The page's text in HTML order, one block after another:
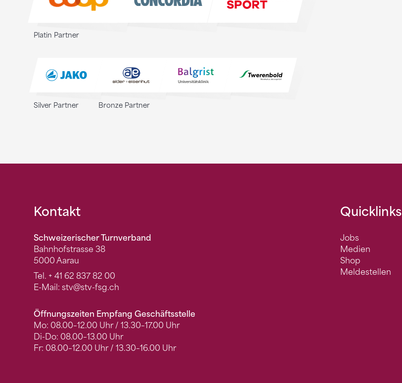
Platin Partner
Silver Partner Bronze Partner
Fusszeile
Kontakt
Schweizerischer Turnverband
Bahnhofstrasse 38
5000 Aarau
Tel. + 41 62 837 82 00
E-Mail: stv@stv-fsg.ch
Öffnungszeiten Empfang Geschäftsstelle
Mo: 08.00–12.00 Uhr / 13.30–17.00 Uhr
Di-Do: 08.00–13.00 Uhr
Fr: 08.00–12.00 Uhr / 13.30–16.00 Uhr
Quicklinks
Jobs
Medien
Shop
Meldestellen